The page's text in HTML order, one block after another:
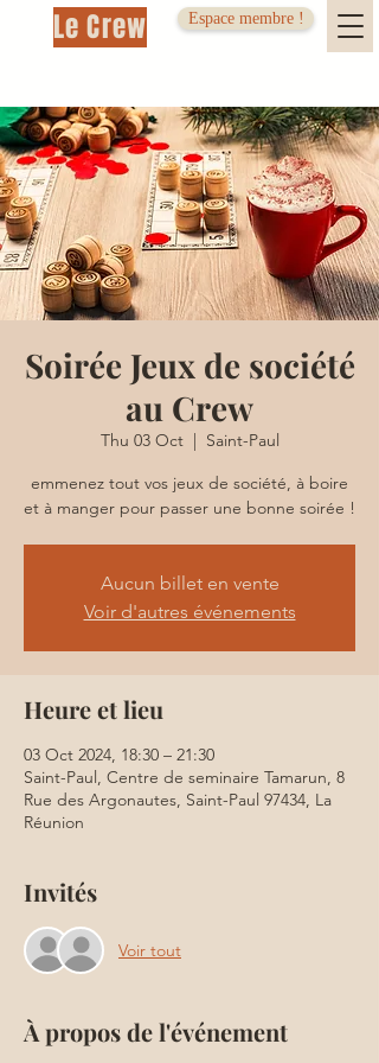
Le Crew Espace membre !
Soirée Jeux de société
au Crew
Thu 03 Oct
  |
Saint-Paul
emmenez tout vos jeux de société, à boire
et à manger pour passer une bonne soirée !
Aucun billet en vente
Voir d'autres événements
Heure et lieu
03 Oct 2024, 18:30 – 21:30
Saint-Paul, Centre de seminaire Tamarun, 8
Rue des Argonautes, Saint-Paul 97434, La
Réunion
Invités
Voir tout
À propos de l'événement